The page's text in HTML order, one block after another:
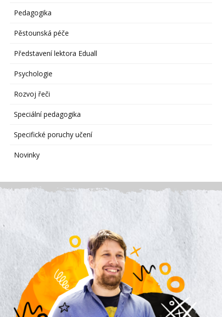
Pedagogika
Pěstounská péče
Představení lektora Eduall
Psychologie
Rozvoj řeči
Speciální pedagogika
Specifické poruchy učení
Novinky